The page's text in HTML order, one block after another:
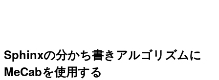
Sphinxの分かち書きアルゴリズムに
MeCabを使用する